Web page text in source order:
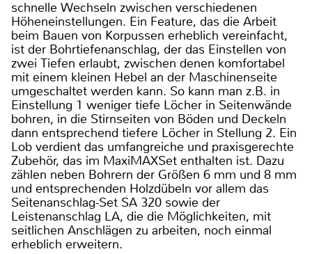
schnelle Wechseln zwischen verschiedenen
Höheneinstellungen. Ein Feature, das die Arbeit
beim Bauen von Korpussen erheblich vereinfacht,
ist der Bohrtiefenanschlag, der das Einstellen von
zwei Tiefen erlaubt, zwischen denen komfortabel
mit einem kleinen Hebel an der Maschinenseite
umgeschaltet werden kann. So kann man z.B. in
Einstellung 1 weniger tiefe Löcher in Seitenwände
bohren, in die Stirnseiten von Böden und Deckeln
dann entsprechend tiefere Löcher in Stellung 2. Ein
Lob verdient das umfangreiche und praxisgerechte
Zubehör, das im MaxiMAXSet enthalten ist. Dazu
zählen neben Bohrern der Größen 6 mm und 8 mm
und entsprechenden Holzdübeln vor allem das
Seitenanschlag-Set SA 320 sowie der
Leistenanschlag LA, die die Möglichkeiten, mit
seitlichen Anschlägen zu arbeiten, noch einmal
erheblich erweitern.